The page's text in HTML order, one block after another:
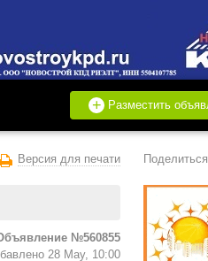
+ Разместить
Версия для печати
№560855
28 May, 10:00